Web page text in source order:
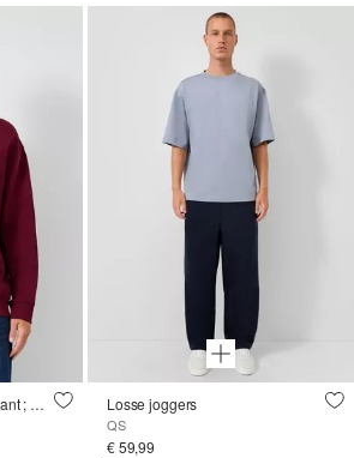
Hoodie met print op voorkant ; QS x Von Dutch Losse joggers
QS
€ 59,99